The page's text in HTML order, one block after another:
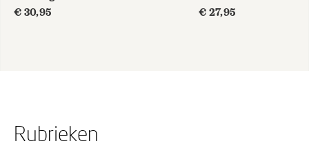
€ 30,95
€ 27,95
Rubrieken